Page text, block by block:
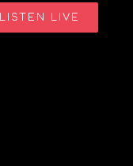
LISTEN LIVE